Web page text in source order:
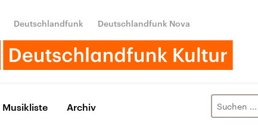
Deutschlandfunk Deutschlandfunk Nova
Musikliste Archiv